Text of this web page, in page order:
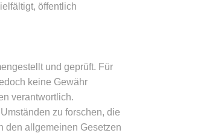
öffentlich
und geprüft. Für
keine Gewähr
verantwortlich.
zu forschen, die
den allgemeinen Gesetzen